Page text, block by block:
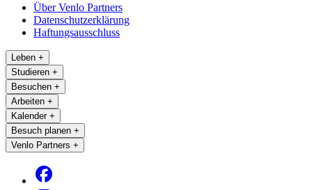
Über Venlo Partners
Datenschutzerklärung
Haftungsausschluss
Leben +
Studieren +
Besuchen +
Arbeiten +
Kalender +
Besuch planen +
Venlo Partners +